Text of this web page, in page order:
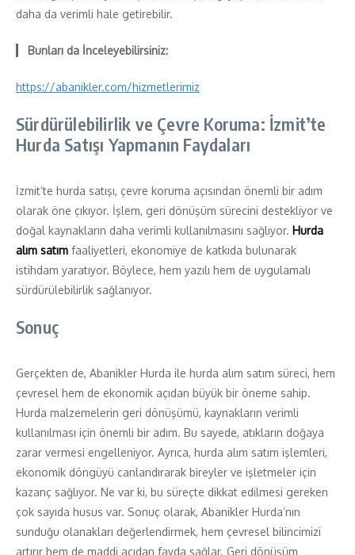
daha da verimli hale getirebilir.
Bunları da İnceleyebilirsiniz:
https://abanikler.com/hizmetlerimiz
Sürdürülebilirlik ve Çevre Koruma: İzmit’te
Hurda Satışı Yapmanın Faydaları
İzmit’te hurda satışı, çevre koruma açısından önemli bir adım
olarak öne çıkıyor. İşlem, geri dönüşüm sürecini destekliyor ve
doğal kaynakların daha verimli kullanılmasını sağlıyor. Hurda
alım satım faaliyetleri, ekonomiye de katkıda bulunarak
istihdam yaratıyor. Böylece, hem yazılı hem de uygulamalı
sürdürülebilirlik sağlanıyor.
Sonuç
Gerçekten de, Abanikler Hurda ile hurda alım satım süreci, hem
çevresel hem de ekonomik açıdan büyük bir öneme sahip.
Hurda malzemelerin geri dönüşümü, kaynakların verimli
kullanılması için önemli bir adım. Bu sayede, atıkların doğaya
zarar vermesi engelleniyor. Ayrıca, hurda alım satım işlemleri,
ekonomik döngüyü canlandırarak bireyler ve işletmeler için
kazanç sağlıyor. Ne var ki, bu süreçte dikkat edilmesi gereken
çok sayıda husus var. Sonuç olarak, Abanikler Hurda’nın
sunduğu olanakları değerlendirmek, hem çevresel bilincimizi
artırır hem de maddi açıdan fayda sağlar. Geri dönüşüm